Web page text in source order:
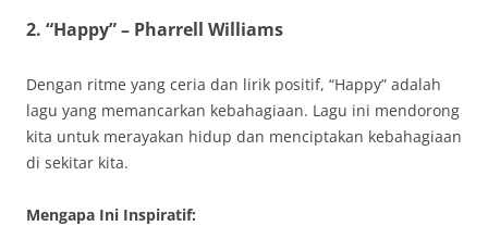
2. “Happy” – Pharrell Williams
Dengan ritme yang ceria dan lirik positif, “Happy” adalah
lagu yang memancarkan kebahagiaan. Lagu ini mendorong
kita untuk merayakan hidup dan menciptakan kebahagiaan
di sekitar kita.
Mengapa Ini Inspiratif: